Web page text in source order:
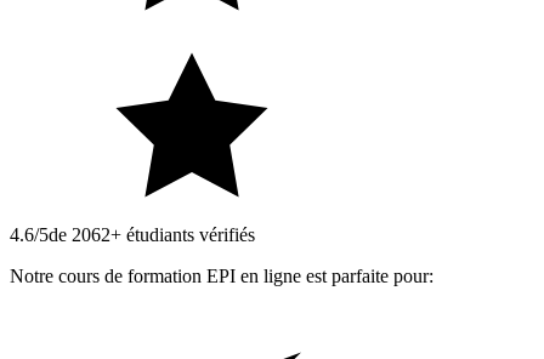
4.6/5de 2062+ étudiants vérifiés
Notre cours de formation EPI en ligne est parfaite pour: